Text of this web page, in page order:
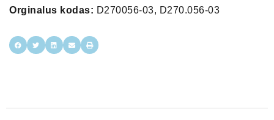
Orginalus kodas: D270056-03, D270.056-03